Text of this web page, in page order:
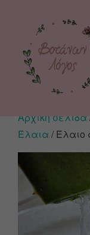
Αρχική σελίδα
Έλαια / Έλαιο